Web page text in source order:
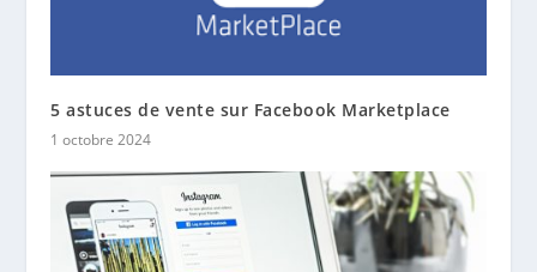
5 astuces de vente sur Facebook Marketplace
1 octobre 2024